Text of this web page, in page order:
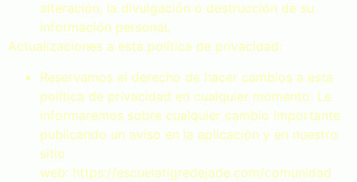
alteración, la divulgación o destrucción de su
información personal.
Actualizaciones a esta política de privacidad:
Reservamos el derecho de hacer cambios a esta
política de privacidad en cualquier momento. Le
informaremos sobre cualquier cambio importante
publicando un aviso en la aplicación y en nuestro
sitio
web: https://escuelatigredejade.com/comunidad